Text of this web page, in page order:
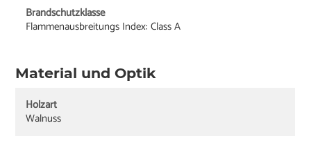
Brandschutzklasse
Flammenausbreitungs Index: Class A
Material und Optik
Holzart
Walnuss